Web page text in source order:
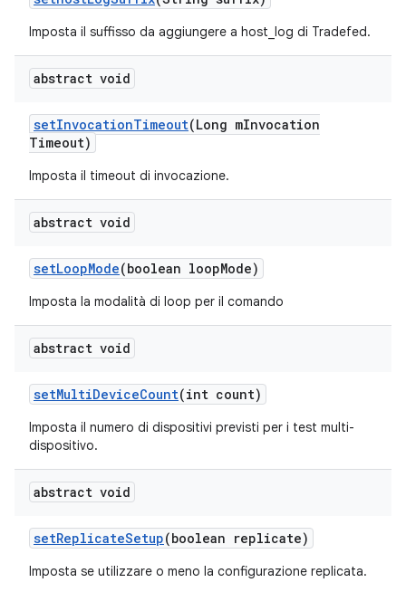
Imposta il suffisso da aggiungere a host_log di Tradefed.
abstract void
setInvocationTimeout(Long mInvocation
Timeout)
Imposta il timeout di invocazione.
abstract void
setLoopMode(boolean loopMode)
Imposta la modalità di loop per il comando
abstract void
setMultiDeviceCount(int count)
Imposta il numero di dispositivi previsti per i test multi-
dispositivo.
abstract void
setReplicateSetup(boolean replicate)
Imposta se utilizzare o meno la configurazione replicata.